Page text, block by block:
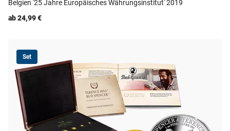
Belgien '25 Jahre Europäisches Währungsinstitut' 2019
ab 24,99 €
Set